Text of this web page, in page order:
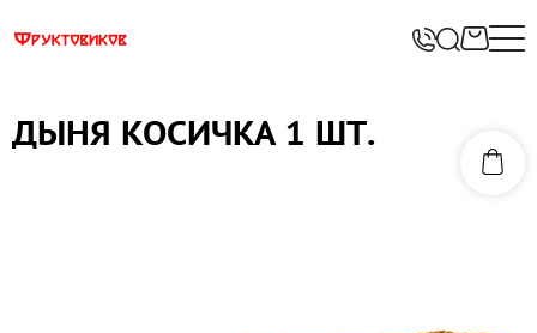
ДЫНЯ КОСИЧКА 1 ШТ.